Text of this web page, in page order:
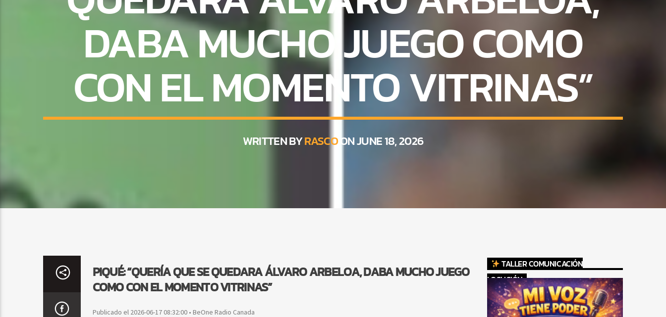
DABA MUCHO JUEGO COMO
CON EL MOMENTO VITRINAS”
WRITTEN BYRASCOON JUNE 18, 2026
PIQUÉ: “QUERÍA QUE SE QUEDARA ÁLVARO ARBELOA, DABA MUCHO JUEGO
COMO CON EL MOMENTO VITRINAS”
Publicado el 2026-06-17 08:32:00 • BeOne Radio Canada
TALLER COMUNICACIÓN
LOCUCIÓN